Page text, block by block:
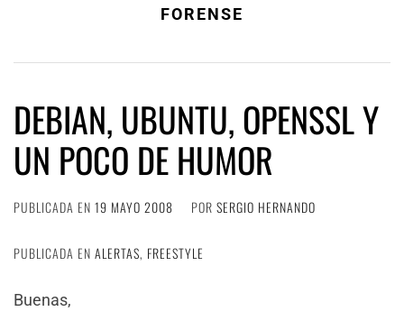
FORENSE
DEBIAN, UBUNTU, OPENSSL Y
UN POCO DE HUMOR
PUBLICADA EN 19 MAYO 2008 POR SERGIO HERNANDO
PUBLICADA EN ALERTAS, FREESTYLE
Buenas,